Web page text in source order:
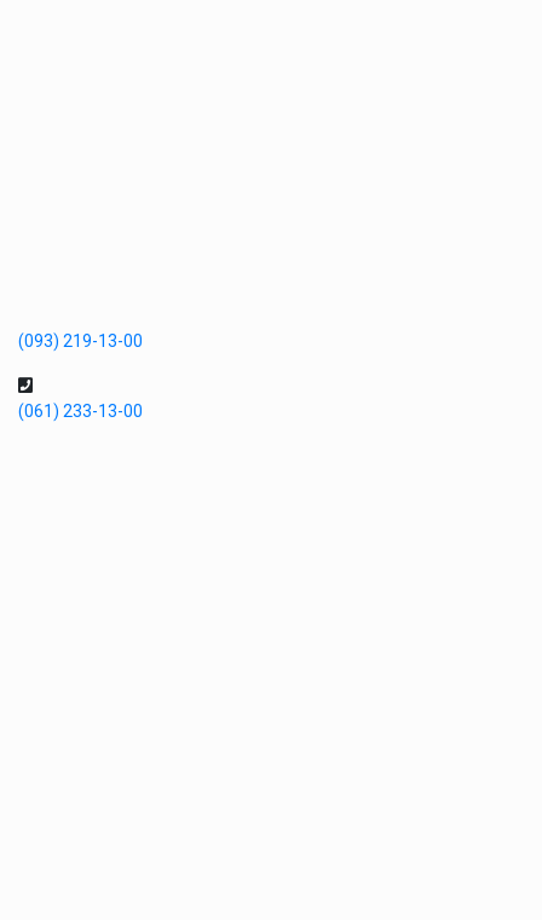
(093) 219-13-00
(061) 233-13-00